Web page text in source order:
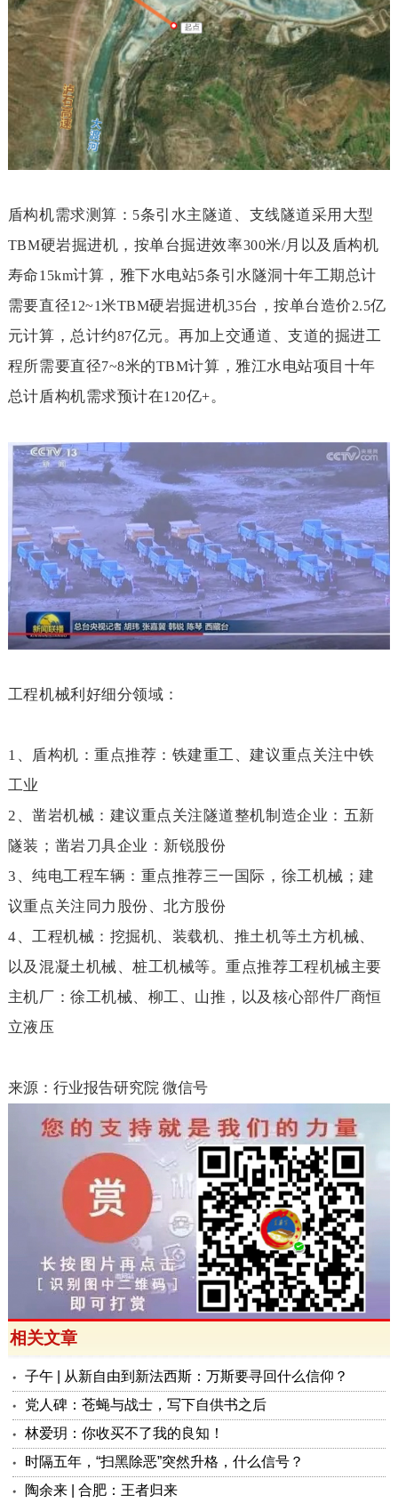
盾构机需求测算： 5条引水主隧道、支线隧道采用大型
TBM硬岩掘进机，按单台掘进效率300米/月以及盾构机
寿命15km计算，雅下水电站5条引水隧洞十年工期总计
需要直径12~1米TBM硬岩掘进机35台，按单台造价2.5亿
元计算，总计约87亿元。再加上交通道、支道的掘进工
程所需要直径7~8米的TBM计算，雅江水电站项目十年
总计盾构机需求预计在120亿+。
工程机械利好细分领域：
1 、盾构机：重点推荐：铁建重工、建议重点关注中铁
工业
2 、凿岩机械：建议重点关注隧道整机制造企业：五新
隧装；凿岩刀具企业：新锐股份
3 、纯电工程车辆：重点推荐三一国际，徐工机械；建
议重点关注同力股份、北方股份
4、工程机械：挖掘机、装载机、推土机等土方机械、
以及混凝土机械、桩工机械等。重点推荐工程机械主要
主机厂：徐工机械、柳工、山推，以及核心部件厂商恒
立液压
来源：行业报告研究院 微信号
相关文章
子午 | 从新自由到新法西斯：万斯要寻回什么信仰？
党人碑：苍蝇与战士，写下自供书之后
林爱玥：你收买不了我的良知！
时隔五年，“扫黑除恶”突然升格，什么信号？
陶余来 | 合肥：王者归来